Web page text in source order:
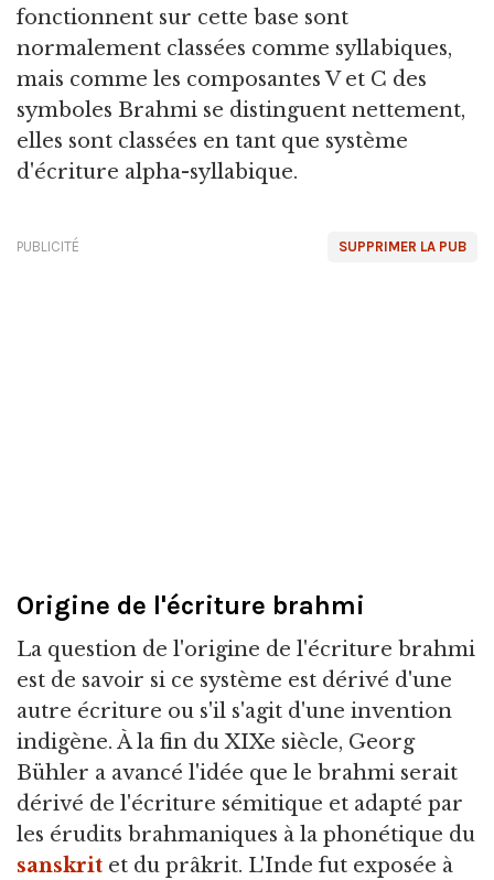
fonctionnent sur cette base sont
normalement classées comme syllabiques,
mais comme les composantes V et C des
symboles Brahmi se distinguent nettement,
elles sont classées en tant que système
d'écriture alpha-syllabique.
SUPPRIMER LA PUB
PUBLICITÉ
Origine de l'écriture brahmi
La question de l'origine de l'écriture brahmi
est de savoir si ce système est dérivé d'une
autre écriture ou s'il s'agit d'une invention
indigène. À la fin du XIXe siècle, Georg
Bühler a avancé l'idée que le brahmi serait
dérivé de l'écriture sémitique et adapté par
les érudits brahmaniques à la phonétique du
sanskrit et du prâkrit. L'Inde fut exposée à